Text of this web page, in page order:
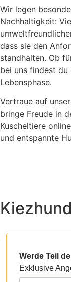
Wir legen
Nachhaltigkeit:
dass sie den
standhalten. Ob
bei uns findest du
Lebensphase.
Vertraue auf
bringe Freude in
Kuscheltiere
und entspannte
Werde Teil
Exklusive